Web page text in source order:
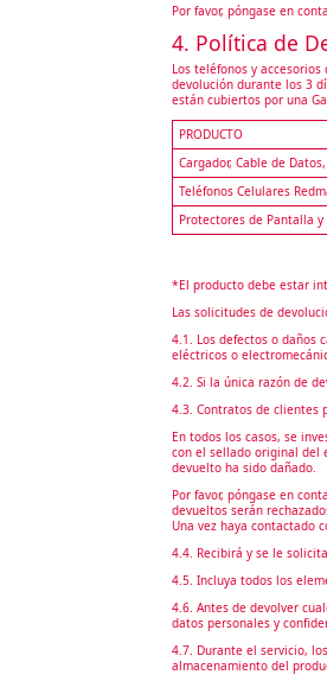
Por favor, póngase en
4. Política de
Los teléfonos y
devolución durante los 3
están cubiertos por una
PRODUCTO
Cargador, Cable de
Teléfonos Celulares
Protectores de Pantalla y
*El producto debe estar
Las solicitudes de
4.1. Los defectos o daños
eléctricos o
4.2. Si la única razón de
4.3. Contratos de clientes
En todos los casos, se
con el sellado original del
devuelto ha sido dañado.
Por favor, póngase en
devueltos serán
Una vez haya contactado
4.4. Recibirá y se le
4.5. Incluya todos los
4.6. Antes de devolver
datos personales y
4.7. Durante el servicio,
almacenamiento del